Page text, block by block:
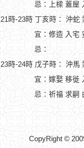
忌：上樑 蓋屋
21時-23時 丁亥時： 沖蛇
宜：修造 入宅
忌：
23時-24時 戊子時： 沖馬
宜：嫁娶 移徙
忌：祈福 求嗣
CopyRight ©